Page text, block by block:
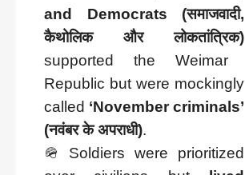
and Democrats (समाजवादी,
कैथोलिक और लोकतांत्रिक)
supported the Weimar
Republic but were mockingly
called ‘November criminals’
(नवंबर के अपराधी).
🪖 Soldiers were prioritized